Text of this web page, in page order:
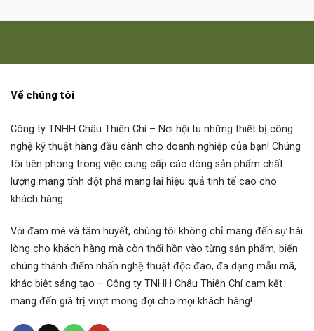
Về chúng tôi
Công ty TNHH Châu Thiên Chí– Nơi hội tụ những thiết bị công
nghệ kỹ thuật hàng đầu dành cho doanh nghiệp của bạn! Chúng
tôi tiên phong trong việc cung cấp các dòng sản phẩm chất
lượng mang tính đột phá mang lại hiệu quả tinh tế cao cho
khách hàng.
Với đam mê và tâm huyết, chúng tôi không chỉ mang đến sự hài
lòng cho khách hàng mà còn thổi hồn vào từng sản phẩm, biến
chúng thành điểm nhấn nghệ thuật độc đáo, đa dạng mẫu mã,
khác biệt sáng tạo – Công ty TNHH Châu Thiên Chí cam kết
mang đến giá trị vượt mong đợi cho mọi khách hàng!